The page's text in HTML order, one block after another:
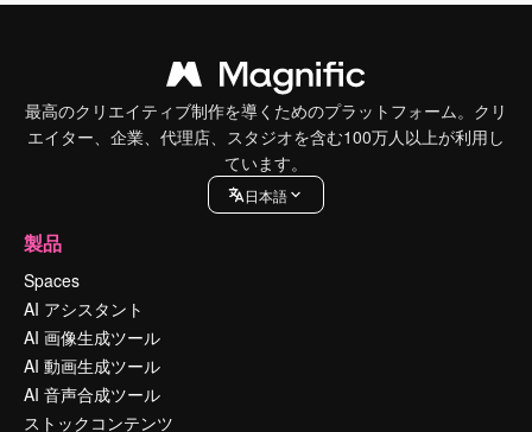
最高のクリエイティブ制作を導くためのプラットフォーム。クリ
エイター、企業、代理店、スタジオを含む100万人以上が利用し
ています。
日本語
製品
Spaces
AI アシスタント
AI 画像生成ツール
AI 動画生成ツール
AI 音声合成ツール
ストックコンテンツ